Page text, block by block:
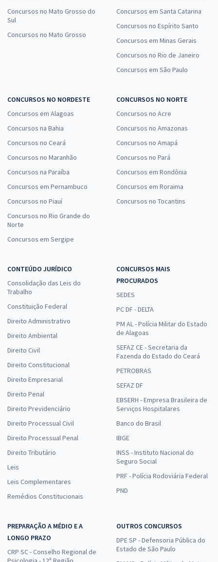
Concursos no Mato Grosso do
Sul
Concursos no Mato Grosso
Concursos em Santa Catarina
Concursos no Espírito Santo
Concursos em Minas Gerais
Concursos no Rio de Janeiro
Concursos em São Paulo
CONCURSOS NO NORDESTE
Concursos em Alagoas
Concursos na Bahia
Concursos no Ceará
Concursos no Maranhão
Concursos na Paraíba
Concursos em Pernambuco
Concursos no Piauí
Concursos no Rio Grande do
Norte
Concursos em Sergipe
CONCURSOS NO NORTE
Concursos no Acre
Concursos no Amazonas
Concursos no Amapá
Concursos no Pará
Concursos em Rondônia
Concursos em Roraima
Concursos no Tocantins
CONTEÚDO JURÍDICO
Consolidação das Leis do
Trabalho
Constituição Federal
Direito Administrativo
Direito Ambiental
Direito Civil
Direito Constitucional
Direito Empresarial
Direito Penal
Direito Previdenciário
Direito Processual Civil
Direito Processual Penal
Direito Tributário
Leis
Leis Complementares
Remédios Constitucionais
CONCURSOS MAIS
PROCURADOS
SEDES
PC DF - DELTA
PM AL - Polícia Militar do Estado
de Alagoas
SEFAZ CE - Secretaria da
Fazenda do Estado do Ceará
PETROBRAS
SEFAZ DF
EBSERH - Empresa Brasileira de
Serviços Hospitalares
Banco do Brasil
IBGE
INSS - Instituto Nacional do
Seguro Social
PRF - Polícia Rodoviária Federal
PND
PREPARAÇÃO A MÉDIO E A
LONGO PRAZO
CRP SC - Conselho Regional de
OUTROS CONCURSOS
DPE SP - Defensoria Pública do
Estado de São Paulo